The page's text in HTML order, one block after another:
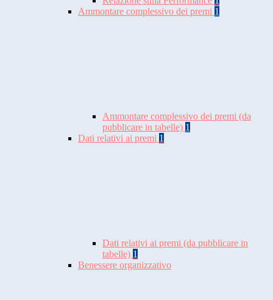
Ammontare complessivo dei premi 1
Ammontare complessivo dei premi (da
pubblicare in tabelle) 1
Dati relativi ai premi 1
Dati relativi ai premi (da pubblicare in
tabelle) 1
Benessere organizzativo